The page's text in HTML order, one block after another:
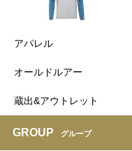
アパレル
オールドルアー
蔵出&アウトレット
GROUP グループ